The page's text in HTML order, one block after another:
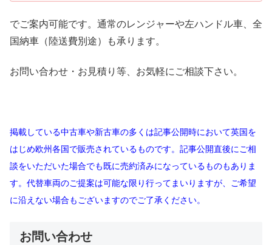
でご案内可能です。通常のレンジャーや左ハンドル車、全
国納車（陸送費別途）も承ります。
お問い合わせ・お見積り等、お気軽にご相談下さい。
掲載している中古車や新古車の多くは記事公開時において英国を
はじめ欧州各国で販売されているものです。記事公開直後にご相
談をいただいた場合でも既に売約済みになっているものもありま
す。代替車両のご提案は可能な限り行ってまいりますが、ご希望
に沿えない場合もございますのでご了承ください。
お問い合わせ